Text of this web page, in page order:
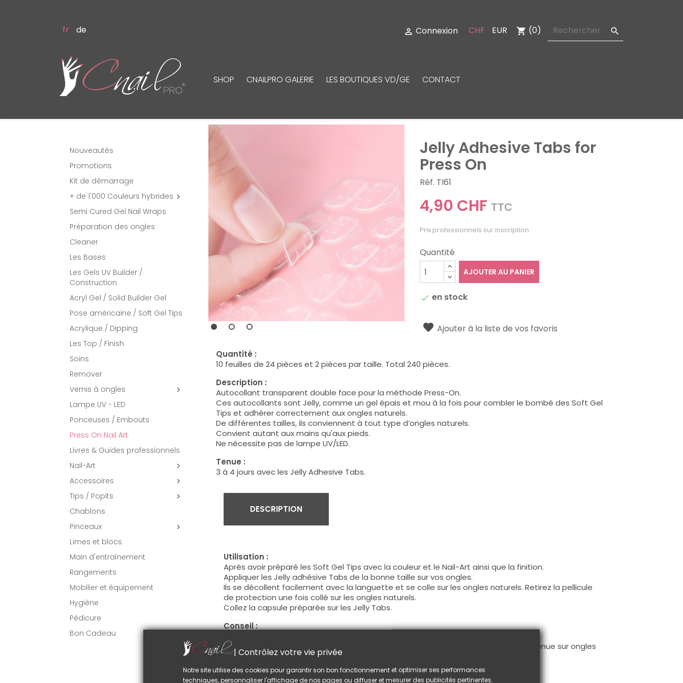
fr de  Connexion CHF EUR shopping_cart (0) 
SHOP CNAILPRO GALERIE LES BOUTIQUES VD/GE CONTACT
Nouveautés
Promotions
Kit de démarrage
+ de 1'000 Couleurs hybrides 
Semi Cured Gel Nail Wraps
Préparation des ongles
Cleaner
Les Bases
Les Gels UV Builder /
Construction
Acryl Gel / Solid Builder Gel
Pose américaine / Soft Gel Tips
Acrylique / Dipping
Les Top / Finish
Soins
Remover
Vernis à ongles

Lampe UV - LED
Ponceuses / Embouts
Press On Nail Art
Livres & Guides professionnels
Nail-Art

Accessoires 
Tips / Popits 
Chablons
Pinceaux

Limes et blocs
Main d'entraînement
Rangements
Mobilier et équipement
Hygiène
Pédicure
Bon Cadeau
Jelly Adhesive Tabs for
Press On
Réf. TI61
4,90 CHF TTC
Prix professionnels sur inscription
Quantité
AJOUTER AU PANIER
 en stock
Ajouter à la liste de vos favoris
Quantité :
10 feuilles de 24 pièces et 2 pièces par taille. Total 240 pièces.
Description :
Autocollant transparent double face pour la méthode Press-On.
Ces autocollants sont Jelly, comme un gel épais et mou à la fois pour combler le bombé des Soft Gel
Tips et adhérer correctement aux ongles naturels.
De différentes tailles, ils conviennent à tout type d’ongles naturels.
Convient autant aux mains qu'aux pieds.
Ne nécessite pas de lampe UV/LED.
Tenue :
3 à 4 jours avec les Jelly Adhesive Tabs.
DESCRIPTION
Utilisation :
Après avoir préparé les Soft Gel Tips avec la couleur et le Nail-Art ainsi que la finition.
Appliquer les Jelly adhésive Tabs de la bonne taille sur vos ongles.
Ils se décollent facilement avec la languette et se colle sur les ongles naturels. Retirez la pellicule
de protection une fois collé sur les ongles naturels.
Collez la capsule préparée sur les Jelly Tabs.
Conseil :
Ne pas mettre les mains dans l'eau pendant 3 heures afin de garantir une bonne tenue sur ongles
naturels.
3 heures après la pose, les Jelly Tabs sont waterproof.
| Contrôlez votre vie privée
Notre site utilise des cookies pour garantir son bon fonctionnement et optimiser ses performances
techniques, personnaliser l'affichage de nos pages ou diffuser et mesurer des publicités pertinentes.